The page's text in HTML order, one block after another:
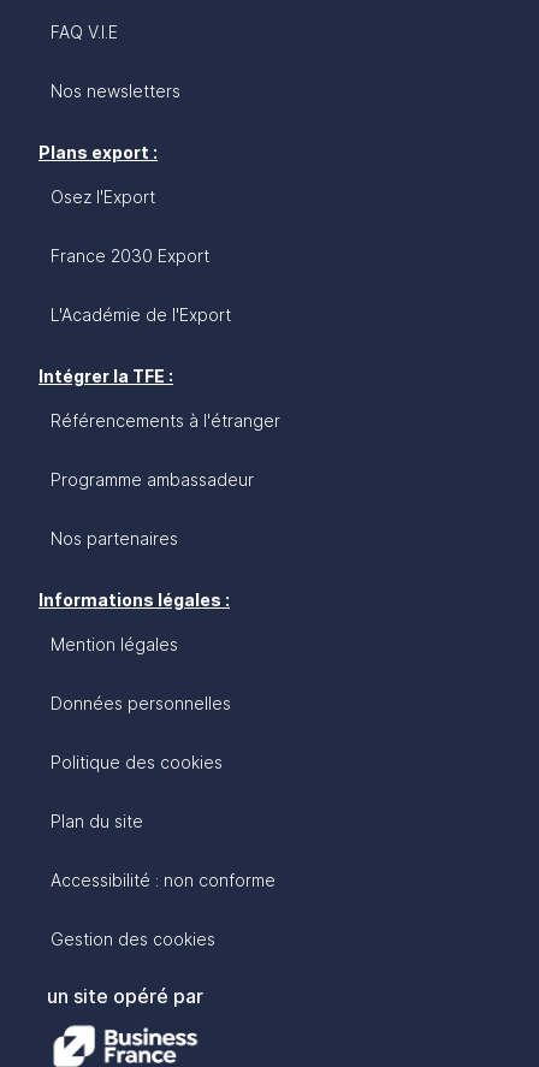
FAQ V.I.E
Nos newsletters
Plans export :
Osez l'Export
France 2030 Export
L'Académie de l'Export
Intégrer la TFE :
Référencements à l'étranger
Programme ambassadeur
Nos partenaires
Informations légales :
Mention légales
Données personnelles
Politique des cookies
Plan du site
Accessibilité : non conforme
Gestion des cookies
un site opéré par